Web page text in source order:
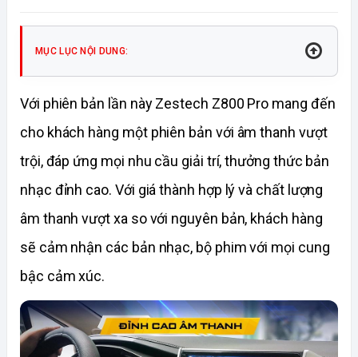
MỤC LỤC NỘI DUNG:
Với phiên bản lần này Zestech Z800 Pro mang đến
cho khách hàng một phiên bản với âm thanh vượt
trội, đáp ứng mọi nhu cầu giải trí, thưởng thức bản
nhạc đỉnh cao. Với giá thành hợp lý và chất lượng
âm thanh vượt xa so với nguyên bản, khách hàng
sẽ cảm nhận các bản nhạc, bộ phim với mọi cung
bậc cảm xúc.